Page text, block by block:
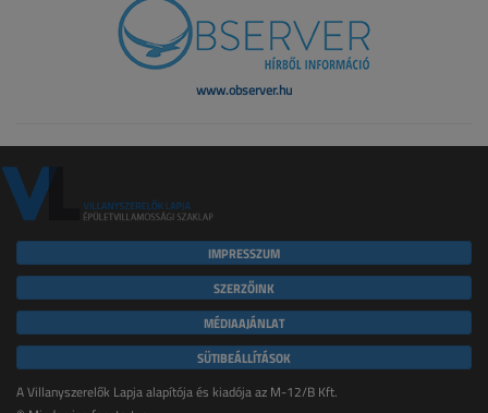
www.observer.hu
IMPRESSZUM
SZERZŐINK
MÉDIAAJÁNLAT
SÜTIBEÁLLÍTÁSOK
A Villanyszerelők Lapja alapítója és kiadója az M-12/B Kft.